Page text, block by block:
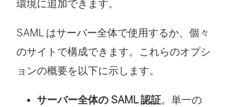
環境に追加できます。
SAML はサーバー全体で使用するか、個々
のサイトで構成できます。これらのオプシ
ョンの概要を以下に示します。
サーバー全体の SAML 認証。単一の